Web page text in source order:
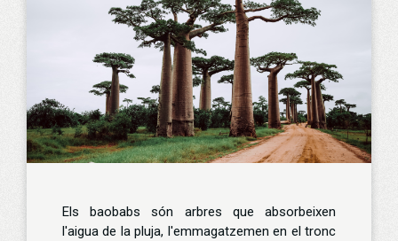
Els baobabs són arbres que absorbeixen
l'aigua de la pluja, l'emmagatzemen en el tronc